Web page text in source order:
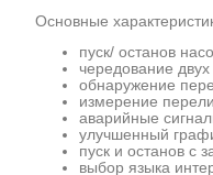
Основные
пуск/ останов
чередование
обнаружение
измерение
аварийные
улучшенный
пуск и останов с
выбор языка